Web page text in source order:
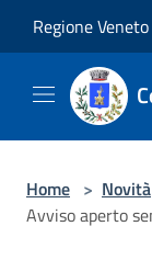
Regione Veneto
Home > Novità
Avviso aperto